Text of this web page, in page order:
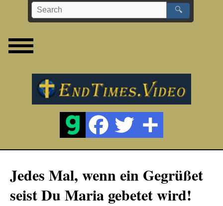
🔍
Jedes Mal, wenn ein Gegrüßet
seist Du Maria gebetet wird!